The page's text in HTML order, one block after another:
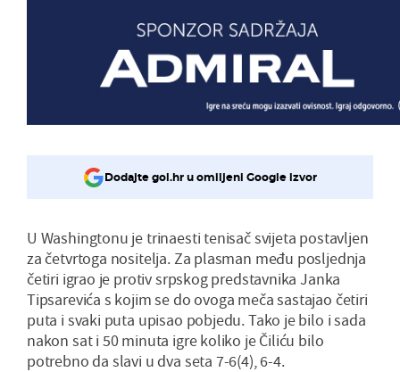
Dodajte gol.hr u omiljeni Google izvor
U Washingtonu je trinaesti tenisač svijeta postavljen
za četvrtoga nositelja. Za plasman među posljednja
četiri igrao je protiv srpskog predstavnika Janka
Tipsarevića s kojim se do ovoga meča sastajao četiri
puta i svaki puta upisao pobjedu. Tako je bilo i sada
nakon sat i 50 minuta igre koliko je Čiliću bilo
potrebno da slavi u dva seta 7-6(4), 6-4.